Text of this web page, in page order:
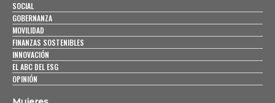
SOCIAL
GOBERNANZA
MOVILIDAD
FINANZAS SOSTENIBLES
INNOVACIÓN
EL ABC DEL ESG
OPINIÓN